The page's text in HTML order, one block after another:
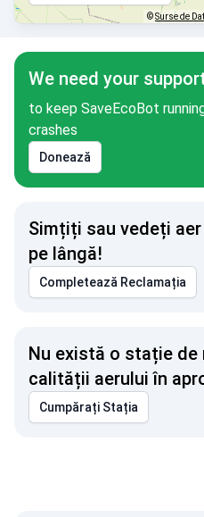
©Surse de
We need your
to keep SaveEcoBot
crashes
Donează
Simțiți sau vedeți
pe lângă!
Completează Reclamația
Nu există o stație de
calității aerului în
Cumpărați Stația